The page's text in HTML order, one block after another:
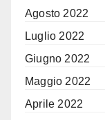
Agosto 2022
Luglio 2022
Giugno 2022
Maggio 2022
Aprile 2022